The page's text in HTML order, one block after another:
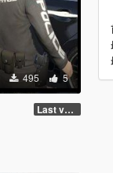
495 5
Last version